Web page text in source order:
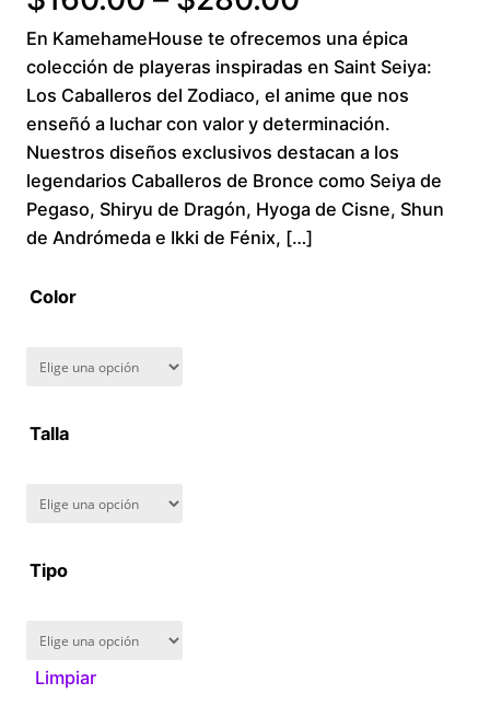
r
i
c
e
r
En KamehameHouse te ofrecemos una épica
colección de playeras inspiradas en Saint Seiya:
Los Caballeros del Zodiaco, el anime que nos
enseñó a luchar con valor y determinación.
Nuestros diseños exclusivos destacan a los
legendarios Caballeros de Bronce como Seiya de
Pegaso, Shiryu de Dragón, Hyoga de Cisne, Shun
de Andrómeda e Ikki de Fénix, […]
Color
Talla
Tipo
Limpiar